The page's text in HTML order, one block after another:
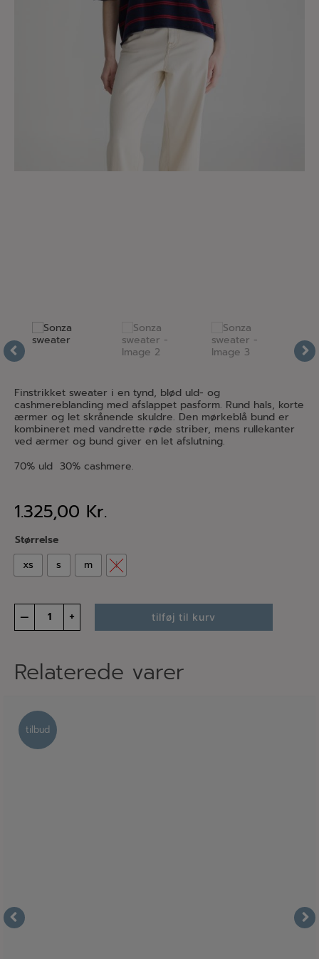
Finstrikket sweater i en tynd, blød uld- og
cashmereblanding med afslappet pasform. Rund hals, korte
ærmer og let skrånende skuldre. Den mørkeblå bund er
kombineret med vandrette røde striber, mens rullekanter
ved ærmer og bund giver en let afslutning.
70% uld 30% cashmere.
1.325,00 Kr.
Størrelse
xs
s m l
–
Sonza
sweater
antal
+ tilføj til kurv
Relaterede varer
tilbud